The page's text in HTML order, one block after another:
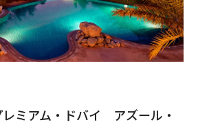
ミアム・ドバイ アズール・